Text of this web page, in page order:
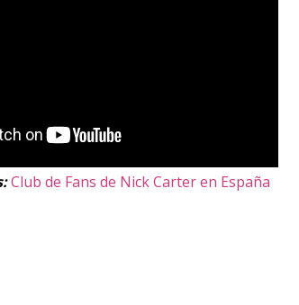
Club de Fans de Nick Carter en España